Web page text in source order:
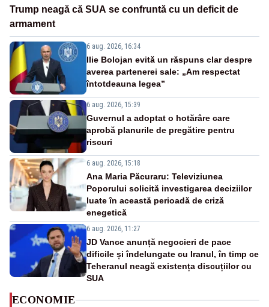
Trump neagă că SUA se confruntă cu un deficit de
armament
6 aug. 2026, 16:34
Ilie Bolojan evită un răspuns clar despre
averea partenerei sale: „Am respectat
întotdeauna legea”
6 aug. 2026, 15:39
Guvernul a adoptat o hotărâre care
aprobă planurile de pregătire pentru
riscuri
6 aug. 2026, 15:18
Ana Maria Păcuraru: Televiziunea
Poporului solicită investigarea deciziilor
luate în această perioadă de criză
enegetică
6 aug. 2026, 11:27
JD Vance anunță negocieri de pace
dificile și îndelungate cu Iranul, în timp ce
Teheranul neagă existența discuțiilor cu
SUA
ECONOMIE